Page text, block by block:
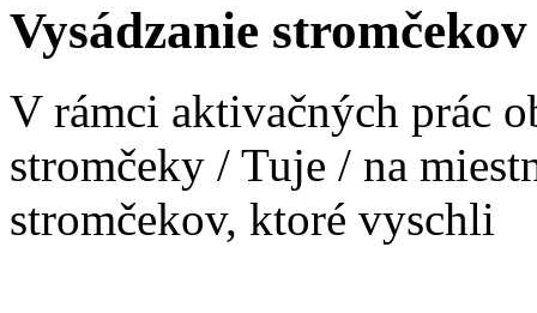
Vysádzanie
V rámci aktivačných prác
stromčeky / Tuje / na
stromčekov, ktoré vyschli